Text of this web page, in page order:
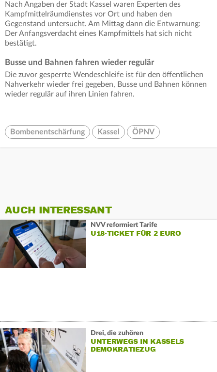
Nach Angaben der Stadt Kassel waren Experten des
Kampfmittelräumdienstes vor Ort und haben den
Gegenstand untersucht. Am Mittag dann die Entwarnung:
Der Anfangsverdacht eines Kampfmittels hat sich nicht
bestätigt.
Busse und Bahnen fahren wieder regulär
Die zuvor gesperrte Wendeschleife ist für den öffentlichen
Nahverkehr wieder frei gegeben, Busse und Bahnen können
wieder regulär auf ihren Linien fahren.
Bombenentschärfung Kassel ÖPNV
AUCH INTERESSANT
NVV reformiert Tarife
U18-TICKET FÜR 2 EURO
Drei, die zuhören
UNTERWEGS IN KASSELS
DEMOKRATIEZUG